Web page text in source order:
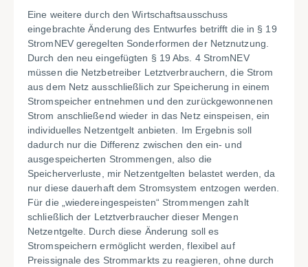
Eine weitere durch den Wirtschaftsausschuss
eingebrachte Änderung des Entwurfes betrifft die in § 19
StromNEV geregelten Sonderformen der Netznutzung.
Durch den neu eingefügten § 19 Abs. 4 StromNEV
müssen die Netzbetreiber Letztverbrauchern, die Strom
aus dem Netz ausschließlich zur Speicherung in einem
Stromspeicher entnehmen und den zurückgewonnenen
Strom anschließend wieder in das Netz einspeisen, ein
individuelles Netzentgelt anbieten. Im Ergebnis soll
dadurch nur die Differenz zwischen den ein- und
ausgespeicherten Strommengen, also die
Speicherverluste, mir Netzentgelten belastet werden, da
nur diese dauerhaft dem Stromsystem entzogen werden.
Für die „wiedereingespeisten“ Strommengen zahlt
schließlich der Letztverbraucher dieser Mengen
Netzentgelte. Durch diese Änderung soll es
Stromspeichern ermöglicht werden, flexibel auf
Preissignale des Strommarkts zu reagieren, ohne durch